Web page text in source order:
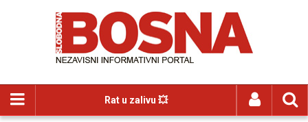
Rat u zalivu 💥